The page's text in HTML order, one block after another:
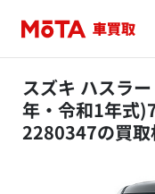
スズキ ハスラ
年・令和1年式
2280347の買取